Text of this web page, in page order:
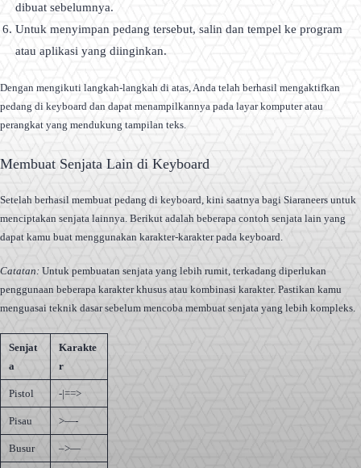
dibuat sebelumnya.
Untuk menyimpan pedang tersebut, salin dan tempel ke program
atau aplikasi yang diinginkan.
Dengan mengikuti langkah-langkah di atas, Anda telah berhasil mengaktifkan
pedang di keyboard dan dapat menampilkannya pada layar komputer atau
perangkat yang mendukung tampilan teks.
Membuat Senjata Lain di Keyboard
Setelah berhasil membuat pedang di keyboard, kini saatnya bagi Siaraneers untuk
menciptakan senjata lainnya. Berikut adalah beberapa contoh senjata lain yang
dapat kamu buat menggunakan karakter-karakter pada keyboard.
Catatan: Untuk pembuatan senjata yang lebih rumit, terkadang diperlukan
penggunaan beberapa karakter khusus atau kombinasi karakter. Pastikan kamu
menguasai teknik dasar sebelum mencoba membuat senjata yang lebih kompleks.
Senjat
a
Karakte
r
Pistol -|==>
Pisau >—-
Busur –>—